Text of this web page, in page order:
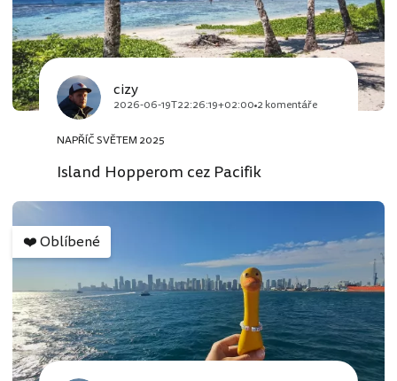
cizy
2026-06-19T22:26:19+02:00 2 komentáře
NAPŘÍČ SVĚTEM 2025
Island Hopperom cez Pacifik
❤️Oblíbené